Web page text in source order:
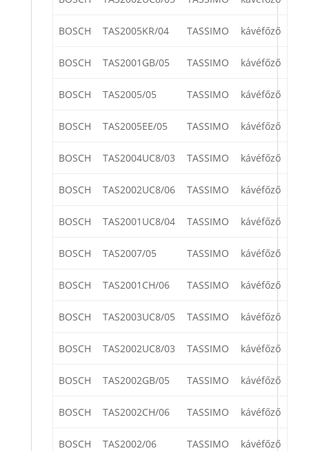
BOSCH TAS2005KR/04 TASSIMO kávéfőző
BOSCH TAS2001GB/05 TASSIMO kávéfőző
BOSCH TAS2005/05 TASSIMO kávéfőző
BOSCH TAS2005EE/05 TASSIMO kávéfőző
BOSCH TAS2004UC8/03 TASSIMO kávéfőző
BOSCH TAS2002UC8/06 TASSIMO kávéfőző
BOSCH TAS2001UC8/04 TASSIMO kávéfőző
BOSCH TAS2007/05 TASSIMO kávéfőző
BOSCH TAS2001CH/06 TASSIMO kávéfőző
BOSCH TAS2003UC8/05 TASSIMO kávéfőző
BOSCH TAS2002UC8/03 TASSIMO kávéfőző
BOSCH TAS2002GB/05 TASSIMO kávéfőző
BOSCH TAS2002CH/06 TASSIMO kávéfőző
BOSCH TAS2002/06 TASSIMO kávéfőző